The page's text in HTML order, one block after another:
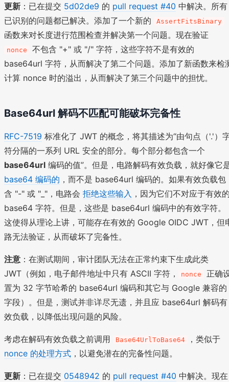
更新 ：已在提交 5d02de9 的 pull request #40 中解决。所有
已识别的问题都已解决。添加了一个新的
AssertFitsBinary
函数来对长度进行范围检查并解决第一个问题。现在验证
nonce
不包含 "+" 或 "/" 字符，这些字符不是有效的
base64url 字符，从而解决了第二个问题。添加了新函数来检
计算 nonce 时的溢出，从而解决了第三个问题中的担忧。
Base64url 解码不匹配可能破坏完备性
RFC-7519 标准化了 JWT 的概念，将其描述为“由句点（'.'）
符分隔的一系列 URL 安全的部分。每个部分都包含一个
base64url 编码的值”。但是，电路解码有效负载，就好像它
base64 编码的 ，而不是 base64url 编码的。如果有效负载包
含 "-" 或 "_"，电路会 拒绝这些输入 ，因为它们不对应于有效
base64 字符。但是，这些是 base64url 编码中的有效字符。
这使得从理论上讲，可能存在有效的 Google OIDC JWT，但
路无法验证，从而破坏了完备性。
注意 ：在测试期间，审计团队无法在正常约束下生成此类
JWT（例如，电子邮件地址中只有 ASCII 字符，
nonce
正确
置为 32 字节哈希的 base64url 编码和其它与 Google 兼容的
字段）。但是，测试并非详尽无遗，并且应 base64url 解码有
效负载，以降低出现问题的风险。
考虑在解码有效负载之前调用 Base64UrlToBase64
，类似于
nonce 的处理方式 ，以避免潜在的完备性问题。
更新 ：已在提交 0548942 的 pull request #40 中解决。现在